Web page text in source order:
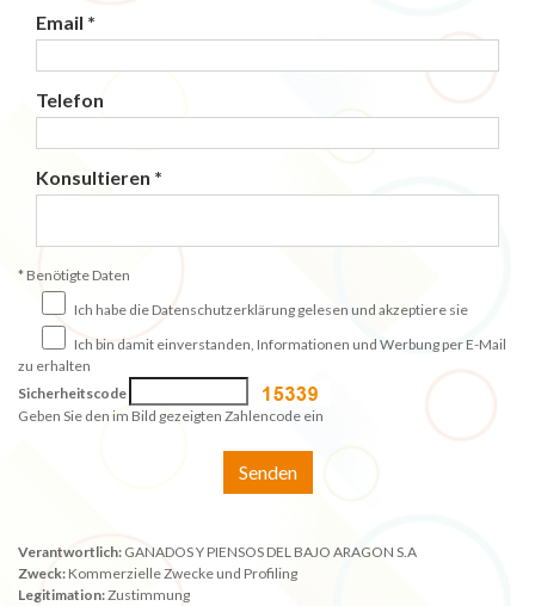
Email *
Telefon
Konsultieren *
* Benötigte Daten
Ich habe die Datenschutzerklärung gelesen und akzeptiere sie
Ich bin damit einverstanden, Informationen und Werbung per E-Mail
zu erhalten
Sicherheitscode
Geben Sie den im Bild gezeigten Zahlencode ein
Senden
Verantwortlich: GANADOS Y PIENSOS DEL BAJO ARAGON S.A
Zweck: Kommerzielle Zwecke und Profiling
Legitimation:Zustimmung